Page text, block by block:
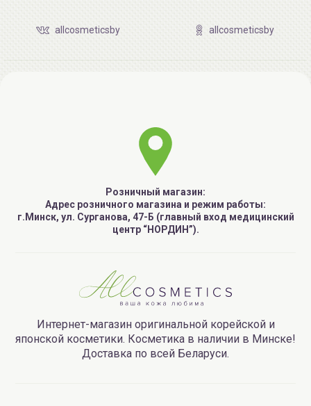
allcosmeticsby allcosmeticsby
Розничный магазин:
Адрес розничного магазина и режим работы:
г.Минск, ул. Сурганова, 47-Б (главный вход медицинский
центр “НОРДИН”).
Интернет-магазин оригинальной корейской и
японской косметики. Косметика в наличии в Минске!
Доставка по всей Беларуси.